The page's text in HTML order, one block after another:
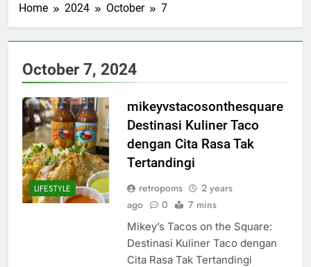
Home 2024 October 7
October 7, 2024
LIFESTYLE
mikeyvstacosonthesquare
Destinasi Kuliner Taco
dengan Cita Rasa Tak
Tertandingi
retropoms
2 years
ago
0 7 mins
Mikey’s Tacos on the Square:
Destinasi Kuliner Taco dengan
Cita Rasa Tak Tertandingi